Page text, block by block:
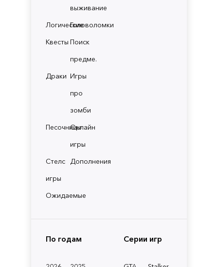
выживание
ЛогическиеГоловоломки
Квесты Поиск
предме.
Драки Игры
про
зомби
ПесочницыОнлайн
игры
Стелс
игры
Дополнения
Ожидаемые
По годам Серии игр